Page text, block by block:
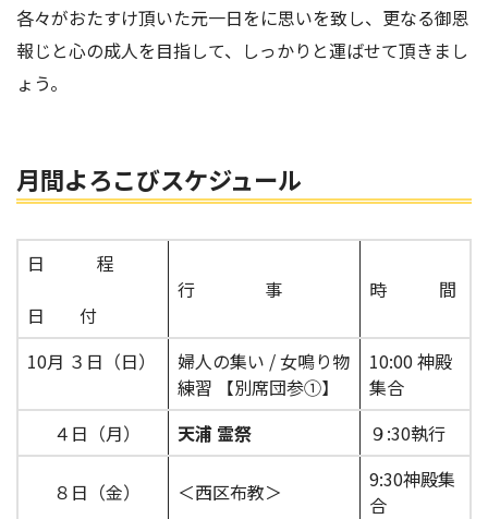
各々がおたすけ頂いた元一日をに思いを致し、更なる御恩
報じと心の成人を目指して、しっかりと運ばせて頂きまし
ょう。
月間よろこびスケジュール
日 程
日 付
行 事 時 間
10月 ３日（日）
婦人の集い / 女鳴り物
練習 【別席団参①】
10:00 神殿
集合
４日（月）
天浦 霊祭 ９:30執行
８日（金） ＜西区布教＞
9:30神殿集
合